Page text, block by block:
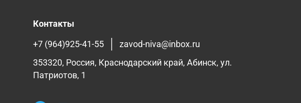
Контакты
+7 (964)925-41-55
zavod-niva@inbox.ru
353320, Россия, Краснодарский край, Абинск, ул.
Патриотов, 1